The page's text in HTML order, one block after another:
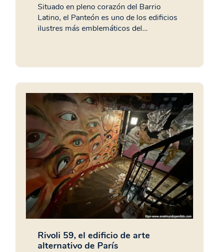
Situado en pleno corazón del Barrio
Latino, el Panteón es uno de los edificios
ilustres más emblemáticos del…
Rivoli 59, el edificio de arte
alternativo de París